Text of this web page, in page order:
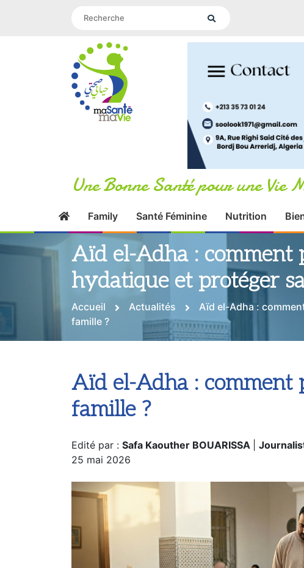
Une Bonne Santé pour une Vie
Family Santé Féminine Nutrition
Aïd el-Adha :
hydatique et protéger
Accueil Actualités
Aïd el-Adha :
famille ?
Aïd el-Adha : comment
famille ?
Edité par : Safa Kaouther BOUARISSA
25 mai 2026